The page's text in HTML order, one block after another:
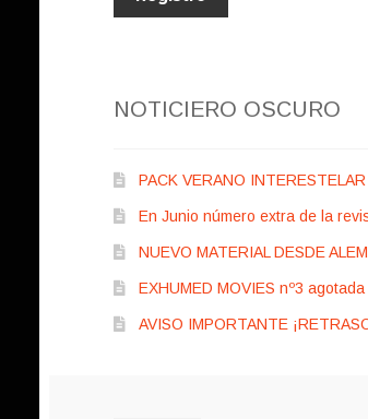
NOTICIERO OSCURO
PACK VERANO
En Junio número extra de la
NUEVO MATERIAL DESDE
EXHUMED MOVIES nº3
AVISO IMPORTANTE